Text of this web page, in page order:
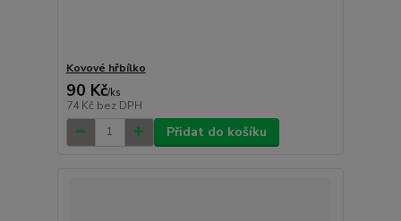
Kovové hřbílko
90 Kč/ks
74 Kč bez DPH
Přidat do košíku